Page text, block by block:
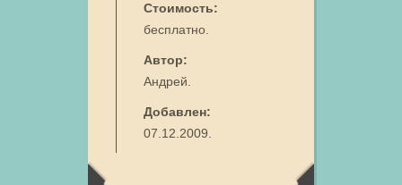
Стоимость:
бесплатно.
Автор:
Андрей.
Добавлен:
07.12.2009.